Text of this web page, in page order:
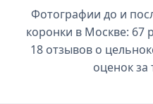
Фотографии до и
коронки в Москве: 67
18 отзывов о
оценок за